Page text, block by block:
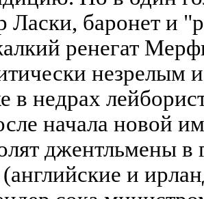
Ласки, баронет и
ренегат
в недрах
начала новой
джентльмены
и